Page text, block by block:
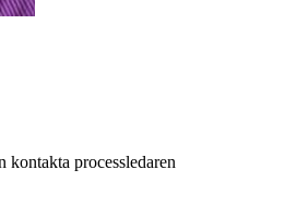
kontakta processledaren